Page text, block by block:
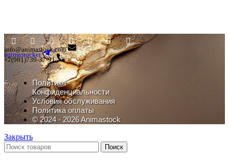
info@animastock.com
animastocker
+7(981)739-37-91
Политика
Конфиденциальности
Условия обслуживания
Политика оплаты
© 2024 - 2026 Animastock
Закрыть
Поиск